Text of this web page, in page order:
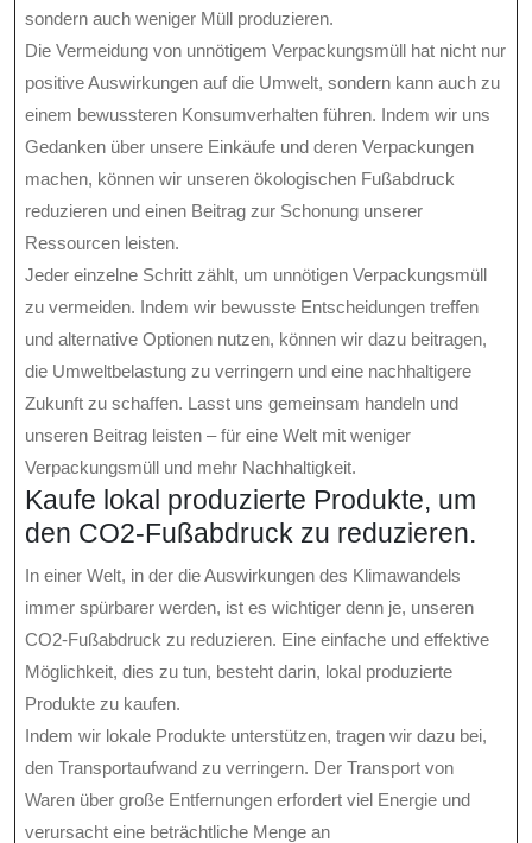
sondern auch weniger Müll produzieren.
Die Vermeidung von unnötigem Verpackungsmüll hat nicht nur
positive Auswirkungen auf die Umwelt, sondern kann auch zu
einem bewussteren Konsumverhalten führen. Indem wir uns
Gedanken über unsere Einkäufe und deren Verpackungen
machen, können wir unseren ökologischen Fußabdruck
reduzieren und einen Beitrag zur Schonung unserer
Ressourcen leisten.
Jeder einzelne Schritt zählt, um unnötigen Verpackungsmüll
zu vermeiden. Indem wir bewusste Entscheidungen treffen
und alternative Optionen nutzen, können wir dazu beitragen,
die Umweltbelastung zu verringern und eine nachhaltigere
Zukunft zu schaffen. Lasst uns gemeinsam handeln und
unseren Beitrag leisten – für eine Welt mit weniger
Verpackungsmüll und mehr Nachhaltigkeit.
Kaufe lokal produzierte Produkte, um
den CO2-Fußabdruck zu reduzieren.
In einer Welt, in der die Auswirkungen des Klimawandels
immer spürbarer werden, ist es wichtiger denn je, unseren
CO2-Fußabdruck zu reduzieren. Eine einfache und effektive
Möglichkeit, dies zu tun, besteht darin, lokal produzierte
Produkte zu kaufen.
Indem wir lokale Produkte unterstützen, tragen wir dazu bei,
den Transportaufwand zu verringern. Der Transport von
Waren über große Entfernungen erfordert viel Energie und
verursacht eine beträchtliche Menge an